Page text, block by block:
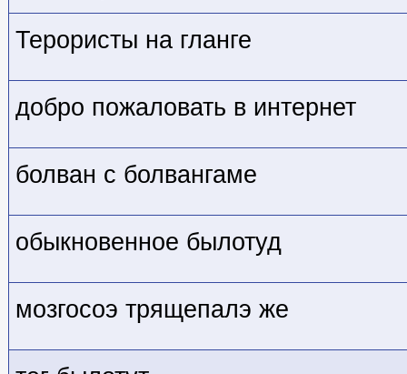
Терористы на гланге
добро пожаловать в интернет
болван с болвангаме
обыкновенное былотуд
мозгосоэ трящепалэ же